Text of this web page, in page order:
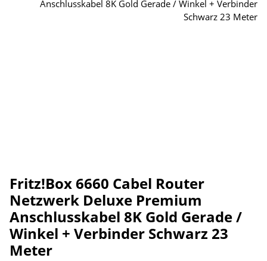
Fritz!Box 6660 Cabel Router
Netzwerk Deluxe Premium
Anschlusskabel 8K Gold Gerade /
Winkel + Verbinder Schwarz 23
Meter